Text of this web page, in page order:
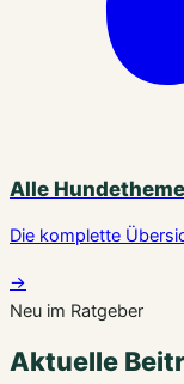
Alle
Die komplette
→
Neu im Ratgeber
Aktuelle